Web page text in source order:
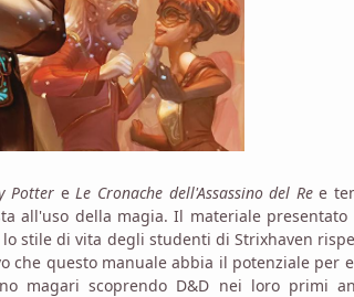
Potter eLe Cronache dell'Assassino del Ree
all'uso della magia. Il materiale presentato
stile di vita degli studenti di Strixhaven
che questo manuale abbia il potenziale per
magari scoprendo D&D nei loro primi